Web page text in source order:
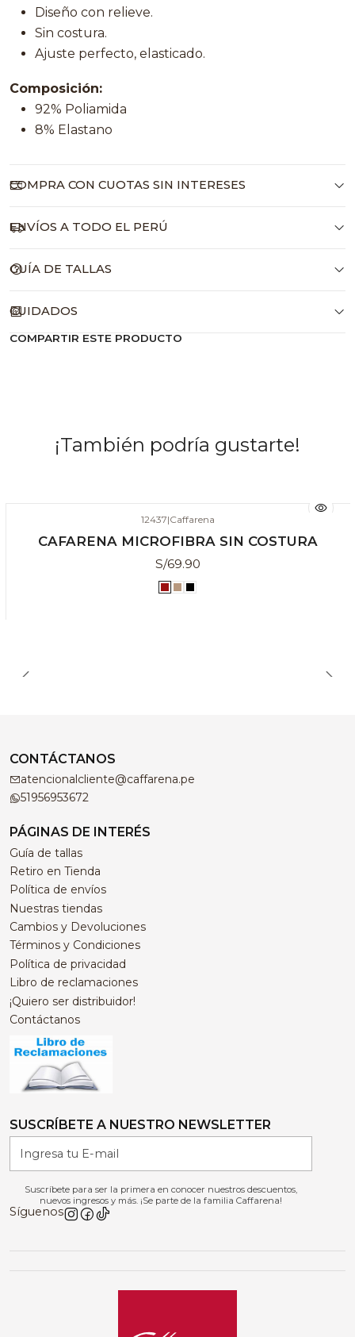
Diseño con relieve.
Sin costura.
Ajuste perfecto, elasticado.
Composición:
92% Poliamida
8% Elastano
COMPRA CON CUOTAS SIN INTERESES
ENVÍOS A TODO EL PERÚ
GUÍA DE TALLAS
CUIDADOS
COMPARTIR ESTE PRODUCTO
¡También podría gustarte!
12437|Caffarena
CAFARENA MICROFIBRA SIN COSTURA
S/69.90
CONTÁCTANOS
atencionalcliente@caffarena.pe
51956953672
PÁGINAS DE INTERÉS
Guía de tallas
Retiro en Tienda
Política de envíos
Nuestras tiendas
Cambios y Devoluciones
Términos y Condiciones
Política de privacidad
Libro de reclamaciones
¡Quiero ser distribuidor!
Contáctanos
SUSCRÍBETE A NUESTRO NEWSLETTER
Suscríbete para ser la primera en conocer nuestros descuentos,
nuevos ingresos y más. ¡Se parte de la familia Caffarena!
Síguenos